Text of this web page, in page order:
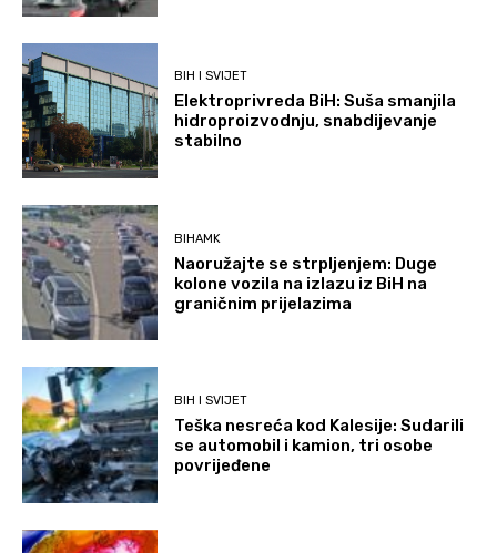
BIH I SVIJET
Elektroprivreda BiH: Suša smanjila
hidroproizvodnju, snabdijevanje
stabilno
BIHAMK
Naoružajte se strpljenjem: Duge
kolone vozila na izlazu iz BiH na
graničnim prijelazima
BIH I SVIJET
Teška nesreća kod Kalesije: Sudarili
se automobil i kamion, tri osobe
povrijeđene